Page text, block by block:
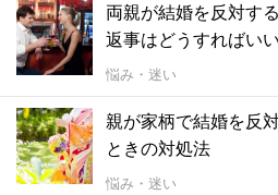
両親が結婚を反対す
返事はどうすればい
悩み・迷い
親が家柄で結婚を反
ときの対処法
悩み・迷い